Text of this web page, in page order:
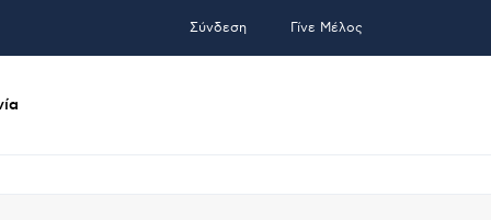
Σύνδεση Γίνε Μέλος